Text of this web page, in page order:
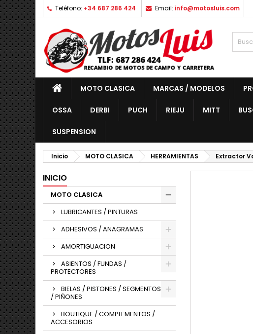
Teléfono: +34 687 286 424 Email: info@motosluis.com
MOTO CLASICA MARCAS / MODELOS
OSSA DERBI PUCH RIEJU MITT
SUSPENSION
Inicio MOTO CLASICA HERRAMIENTAS Extractor
INICIO
MOTO CLASICA
LUBRICANTES / PINTURAS
ADHESIVOS / ANAGRAMAS
AMORTIGUACION
ASIENTOS / FUNDAS /
PROTECTORES
BIELAS / PISTONES / SEGMENTOS
/ PIÑONES
BOUTIQUE / COMPLEMENTOS /
ACCESORIOS